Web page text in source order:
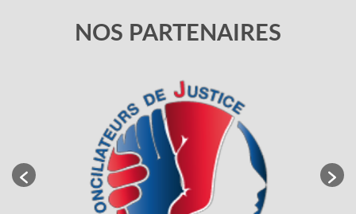
NOS PARTENAIRES